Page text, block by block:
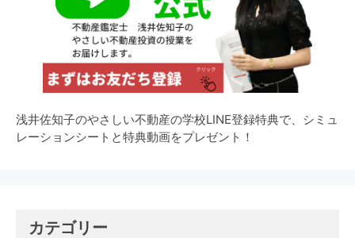
浅井佐知子のやさしい不動産の学校LINE登録特典で、シミュ
レーションシートと特典動画をプレゼント！
カテゴリー